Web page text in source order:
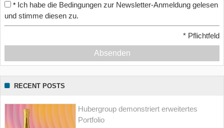
* Ich habe die Bedingungen zur Newsletter-Anmeldung gelesen
und stimme diesen zu.
* Pflichtfeld
Absenden
RECENT POSTS
Hubergroup demonstriert erweitertes
Portfolio